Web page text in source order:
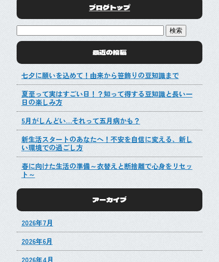
ブログトップ
最近の投稿
七夕に願いを込めて！由来から笹飾りの豆知識まで
夏至って実はすごい日！？知って得する豆知識と長い一
日の楽しみ方
5月がしんどい…それって五月病かも？
新生活スタートのあなたへ！不安を自信に変える、新し
い環境での過ごし方
春に向けた生活の準備～衣替えと断捨離で心身をリセッ
ト～
アーカイブ
2026年7月
2026年6月
2026年4月